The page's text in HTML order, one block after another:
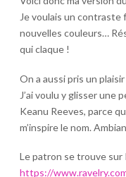
Je voulais un
nouvelles couleurs…
qui claque !
On a aussi pris un
J’ai voulu y glisser
Keanu Reeves, parce
m’inspire le nom.
Le patron se trouve sur
https://